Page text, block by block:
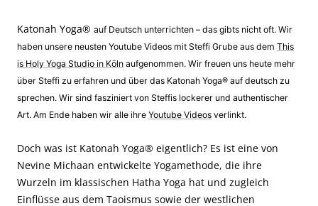
Katonah Yoga® auf Deutsch unterrichten – das gibts nicht oft. Wir
haben unsere neusten Youtube Videos mit Steffi Grube aus dem This
is Holy Yoga Studio in Köln aufgenommen. Wir freuen uns heute mehr
über Steffi zu erfahren und über das Katonah Yoga® auf deutsch zu
sprechen. Wir sind fasziniert von Steffis lockerer und authentischer
Art. Am Ende haben wir alle ihre Youtube Videos verlinkt.
Doch was ist Katonah Yoga® eigentlich? Es ist eine von
Nevine Michaan entwickelte Yogamethode, die ihre
Wurzeln im klassischen Hatha Yoga hat und zugleich
Einflüsse aus dem Taoismus sowie der westlichen